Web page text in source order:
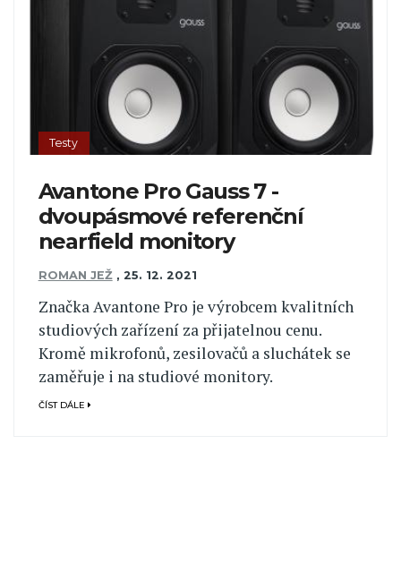
Testy
Avantone Pro Gauss 7 -
dvoupásmové referenční
nearfield monitory
ROMAN JEŽ , 25. 12. 2021
Značka Avantone Pro je výrobcem kvalitních
studiových zařízení za přijatelnou cenu.
Kromě mikrofonů, zesilovačů a sluchátek se
zaměřuje i na studiové monitory.
ČÍST DÁLE